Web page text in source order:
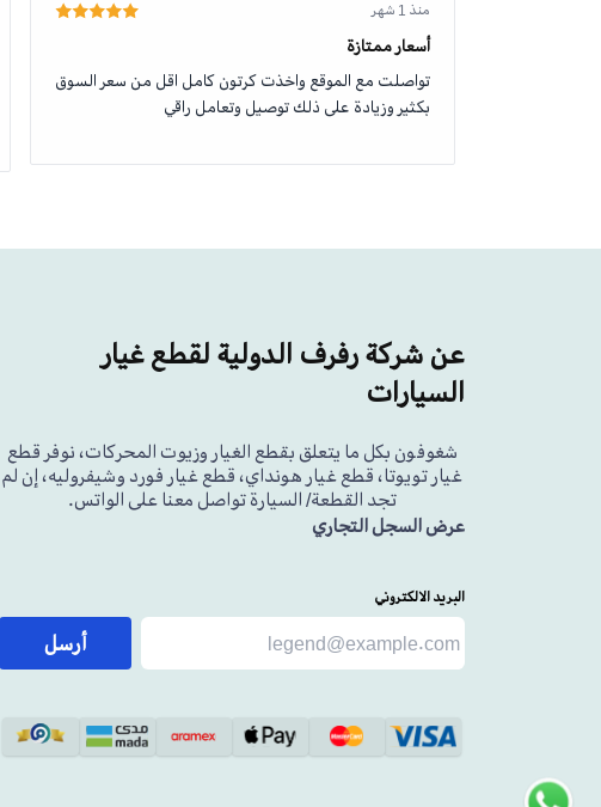
منذ 1 شهر
أسعار ممتازة
تواصلت مع الموقع واخذت كرتون كامل اقل من سعر السوق
بكثير وزيادة على ذلك توصيل وتعامل راقي
عن شركة رفرف الدولية لقطع غيار
السيارات
شغوفون بكل ما يتعلق بقطع الغيار وزيوت المحركات، نوفر قطع
غيار تويوتا، قطع غيار هونداي، قطع غيار فورد وشيفروليه، إن لم
تجد القطعة/ السيارة تواصل معنا على الواتس.
عرض السجل التجاري
البريد الالكتروني
أرسل